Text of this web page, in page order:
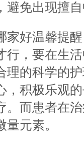
避免出现擅
家好温馨提
行，要在生
理的科学的
，积极乐观
。而患者在
元素。